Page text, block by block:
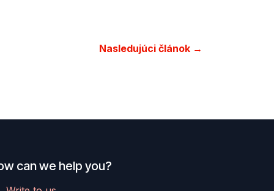
Nasledujúci článok →
can we help you?